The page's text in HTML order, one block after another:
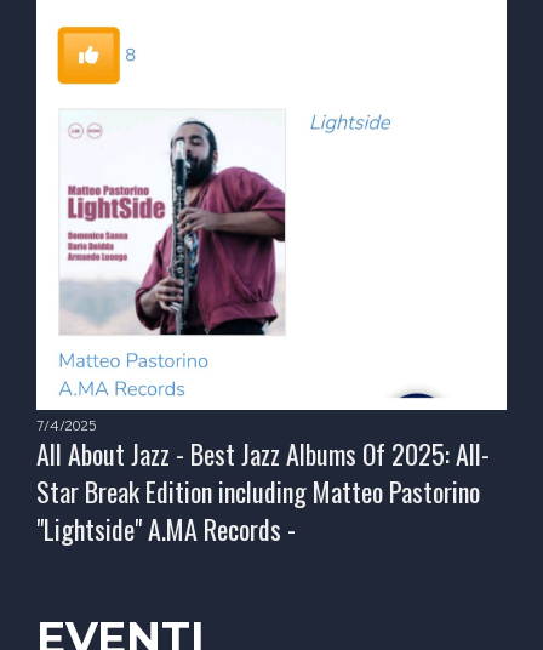
7/4/2025
All About Jazz - Best Jazz Albums Of 2025: All-
Star Break Edition including Matteo Pastorino
"Lightside" A.MA Records -
EVENTI